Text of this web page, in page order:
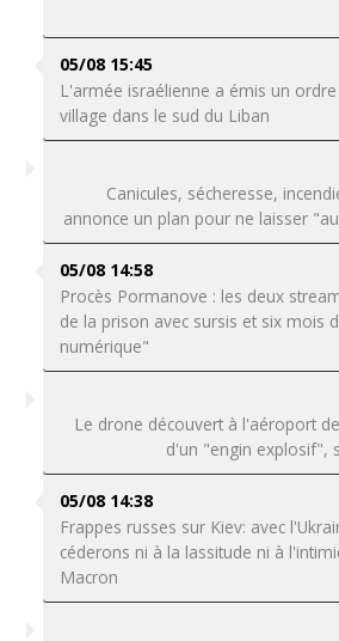
05/08 15:45
L'armée israélienne a émis un
village dans le sud du Liban
Canicules, sécheresse,
annonce un plan pour ne laisser
05/08 14:58
Procès Pormanove : les deux
de la prison avec sursis et six mois
numérique"
Le drone découvert à l'aéroport
d'un "engin explosif",
05/08 14:38
Frappes russes sur Kiev: avec
céderons ni à la lassitude ni à
Macron